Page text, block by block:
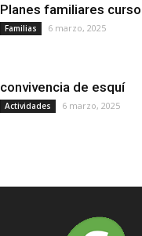
Planes familiares
Familias 6 marzo, 2025
convivencia de esquí
Actividades 6 marzo, 2025